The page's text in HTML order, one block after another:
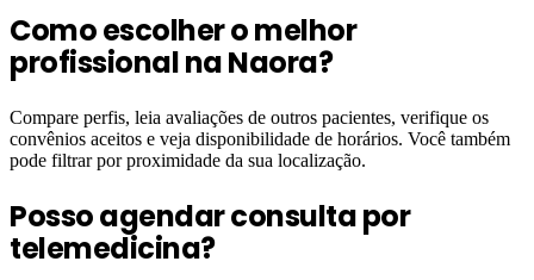
Como escolher o melhor
profissional na Naora?
Compare perfis, leia avaliações de outros pacientes, verifique os
convênios aceitos e veja disponibilidade de horários. Você também
pode filtrar por proximidade da sua localização.
Posso agendar consulta por
telemedicina?